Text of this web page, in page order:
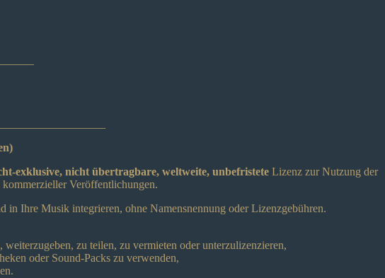
exklusive, nicht übertragbare, weltweite, unbefristete Lizenz zur Nutzung der
Veröffentlichungen.
in Ihre Musik integrieren, ohne Namensnennung oder Lizenzgebühren.
zu teilen, zu vermieten oder unterzulizenzieren,
oder Sound-Packs zu verwenden,